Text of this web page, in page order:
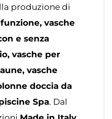
produzione di
vasche
e senza
vasche per
vasche
doccia da
Spa. Dal